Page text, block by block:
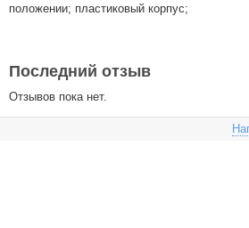
положении; пластиковый корпус;
Последний отзыв
Отзывов пока нет.